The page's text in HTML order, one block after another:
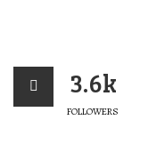
3.6k
FOLLOWERS